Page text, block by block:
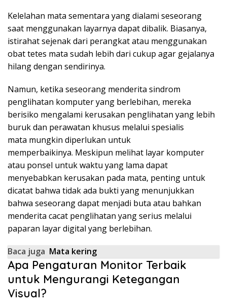
Kelelahan mata sementara yang dialami seseorang
saat menggunakan layarnya dapat dibalik. Biasanya,
istirahat sejenak dari perangkat atau menggunakan
obat tetes mata sudah lebih dari cukup agar gejalanya
hilang dengan sendirinya.
Namun, ketika seseorang menderita sindrom
penglihatan komputer yang berlebihan, mereka
berisiko mengalami kerusakan penglihatan yang lebih
buruk dan perawatan khusus melalui spesialis
mata mungkin diperlukan untuk
memperbaikinya. Meskipun melihat layar komputer
atau ponsel untuk waktu yang lama dapat
menyebabkan kerusakan pada mata, penting untuk
dicatat bahwa tidak ada bukti yang menunjukkan
bahwa seseorang dapat menjadi buta atau bahkan
menderita cacat penglihatan yang serius melalui
paparan layar digital yang berlebihan.
Baca juga Mata kering
Apa Pengaturan Monitor Terbaik
untuk Mengurangi Ketegangan
Visual?